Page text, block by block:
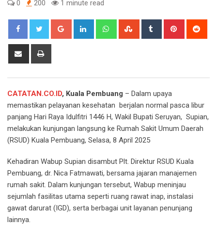
0 200 1 minute read
Google+ LinkedIn WhatsappStumbleUpon
Tumblr Pinterest
Share
CATATAN.CO.ID, Kuala Pembuang – Dalam upaya
memastikan pelayanan kesehatan berjalan normal pasca libur
panjang Hari Raya Idulfitri 1446 H, Wakil Bupati Seruyan, Supian,
melakukan kunjungan langsung ke Rumah Sakit Umum Daerah
(RSUD) Kuala Pembuang, Selasa, 8 April 2025
Kehadiran Wabup Supian disambut Plt. Direktur RSUD Kuala
Pembuang, dr. Nica Fatmawati, bersama jajaran manajemen
rumah sakit. Dalam kunjungan tersebut, Wabup meninjau
sejumlah fasilitas utama seperti ruang rawat inap, instalasi
gawat darurat (IGD), serta berbagai unit layanan penunjang
lainnya.